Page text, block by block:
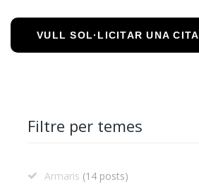
VULL SOL·LICITAR UNA CITA
Filtre per temes
Armaris (14 posts)